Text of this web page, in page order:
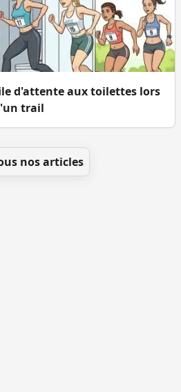
d'attente aux toilettes lors
trail
nos articles